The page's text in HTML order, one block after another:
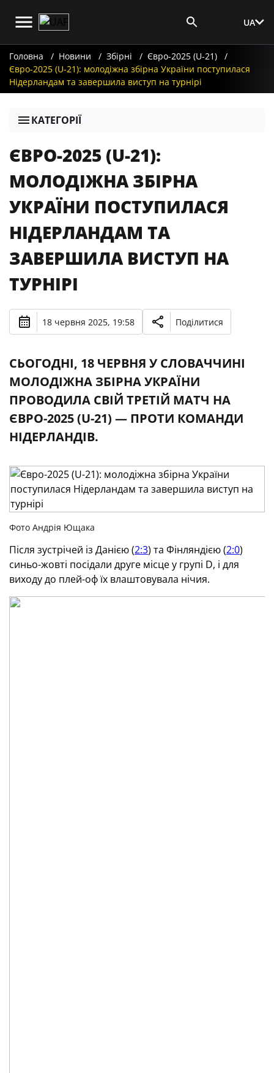
UA
Головна Новини Збірні
Євро-2025 (U-21)
Євро-2025 (U-21): молодіжна збірна України поступилася
Нідерландам та завершила виступ на турнірі
КАТЕГОРІЇ
ЄВРО-2025 (U-21):
МОЛОДІЖНА ЗБІРНА
УКРАЇНИ ПОСТУПИЛАСЯ
НІДЕРЛАНДАМ ТА
ЗАВЕРШИЛА ВИСТУП НА
ТУРНІРІ
18 червня 2025, 19:58 Поділитися
СЬОГОДНІ, 18 ЧЕРВНЯ У СЛОВАЧЧИНІ
МОЛОДІЖНА ЗБІРНА УКРАЇНИ
ПРОВОДИЛА СВІЙ ТРЕТІЙ МАТЧ НА
ЄВРО-2025 (U-21) — ПРОТИ КОМАНДИ
НІДЕРЛАНДІВ.
Фото Андрія Ющака
Після зустрічей із Данією (2:3) та Фінляндією (2:0)
синьо-жовті посідали друге місце у групі D, і для
виходу до плей-оф їх влаштовувала нічия.